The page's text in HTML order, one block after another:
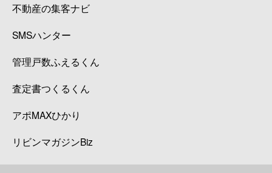
不動産の集客ナビ
SMSハンター
管理戸数ふえるくん
査定書つくるくん
アポMAXひかり
リビンマガジンBiz